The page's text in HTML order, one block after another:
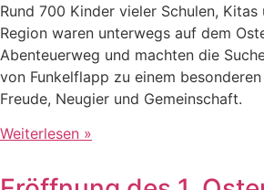
Rund 700 Kinder vieler Schulen,
Region waren unterwegs auf dem
Abenteuerweg und machten die
von Funkelflapp zu einem
Freude, Neugier und Gemeinschaft.
Weiterlesen »